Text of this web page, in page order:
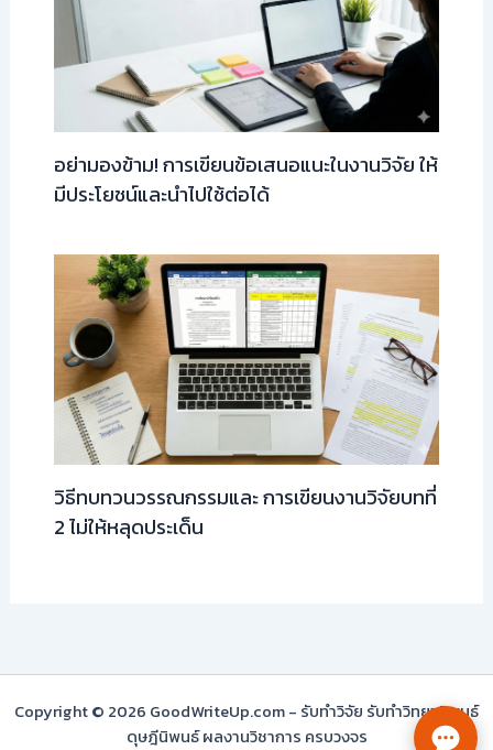
อย่ามองข้าม! การเขียนข้อเสนอแนะในงานวิจัย ให้
มีประโยชน์และนำไปใช้ต่อได้
วิธีทบทวนวรรณกรรมและ การเขียนงานวิจัยบทที่
2 ไม่ให้หลุดประเด็น
Copyright © 2026 GoodWriteUp.com - รับทำวิจัย รับทำวิทยานิพนธ์
ดุษฎีนิพนธ์ ผลงานวิชาการ ครบวงจร